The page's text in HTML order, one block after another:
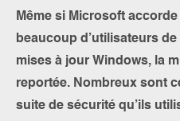
Même si Microsoft
beaucoup d’utilisateurs
mises à jour Windows, la
reportée. Nombreux sont
suite de sécurité qu’ils